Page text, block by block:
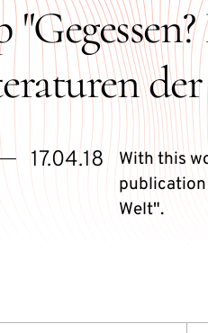
17.04.18
With this
publication
Welt".